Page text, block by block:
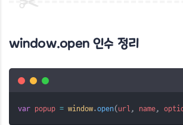
​window.open 인수 정리
var popup = window.open( url , name,